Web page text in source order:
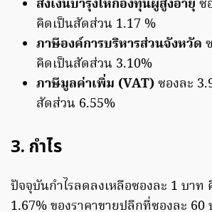
ส่งเงินบำรุงให้กองทุนผู้สูงอายุ ซ
คิดเป็นสัดส่วน 1.17 %
ภาษีองค์การบริหารส่วนจังหวัด
คิดเป็นสัดส่วน 3.10%
ภาษีมูลค่าเพิ่ม (VAT)ซองละ
สัดส่วน 6.55%
3. กำไร
ปัจจุบันกำไรลดลงเหลือซองละ 1 บา
1.67% ของราคาขายปลีกที่ซองละ 60